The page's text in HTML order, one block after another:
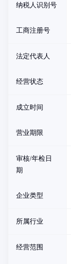
纳税人识别号
工商注册号
法定代表人
经营状态
成立时间
营业期限
审核/年检日
期
企业类型
所属行业
经营范围